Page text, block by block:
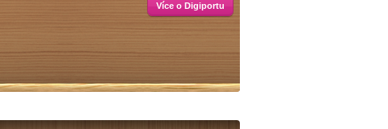
Více o Digiportu